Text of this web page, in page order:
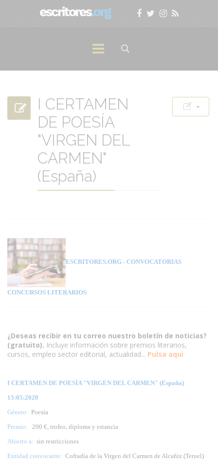
I CERTAMEN
DE POESÍA
"VIRGEN DEL
CARMEN"
(España)
ESCRITORES.ORG - CONVOCATORIAS
CONCURSOS LITERARIOS
¿Deseas recibir en tu correo nuestro boletín de noticias?
(gratuito). Incluye información sobre premios literarios,
cursos, empleo sector editorial, actualidad... Pulsa aqui
I CERTAMEN DE POESÍA "VIRGEN DEL CARMEN" (España)
15:05:2020
Género: Poesía
Premio:
200 €, trofeo, diploma y estancia
Abierto a: sin restricciones
Entidad convocante: Cofradía de la Virgen del Carmen de Alcañiz (Teruel)